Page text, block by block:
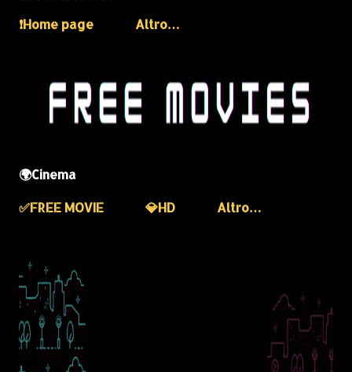
❗️Home page
Altro…
🌍Cinema
✅️FREE MOVIE
💎HD Altro…